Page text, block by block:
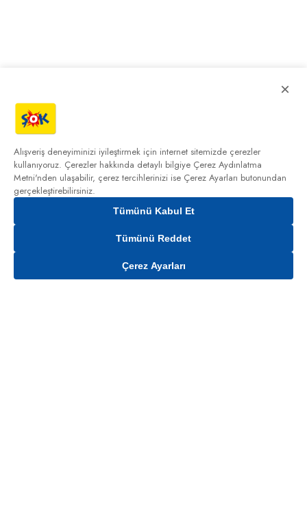
Gelince Haber Ver
×
Alışveriş deneyiminizi iyileştirmek için internet sitemizde çerezler
kullanıyoruz. Çerezler hakkında detaylı bilgiye Çerez Aydınlatma
Metni'nden ulaşabilir, çerez tercihlerinizi ise Çerez Ayarları butonundan
gerçekleştirebilirsiniz.
Tümünü Kabul Et
Tümünü Reddet
Çerez Ayarları